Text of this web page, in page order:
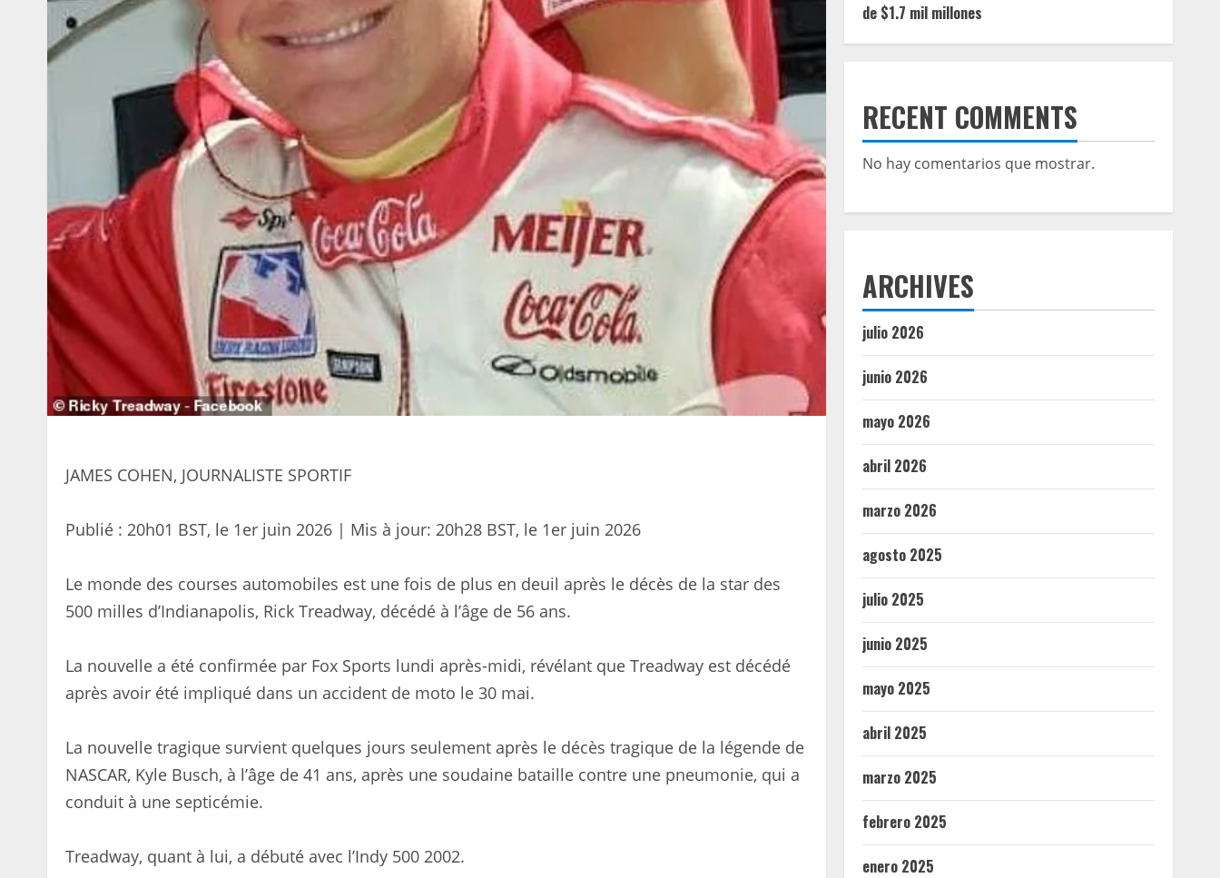
JAMES COHEN, JOURNALISTE SPORTIF
Publié : 20h01 BST, le 1er juin 2026 | Mis à jour: 20h28 BST, le 1er juin 2026
Le monde des courses automobiles est une fois de plus en deuil après le décès de la star des
500 milles d’Indianapolis, Rick Treadway, décédé à l’âge de 56 ans.
La nouvelle a été confirmée par Fox Sports lundi après-midi, révélant que Treadway est décédé
après avoir été impliqué dans un accident de moto le 30 mai.
La nouvelle tragique survient quelques jours seulement après le décès tragique de la légende de
NASCAR, Kyle Busch, à l’âge de 41 ans, après une soudaine bataille contre une pneumonie, qui a
conduit à une septicémie.
Treadway, quant à lui, a débuté avec l’Indy 500 2002.
de $1.7 mil millones
RECENT COMMENTS
No hay comentarios que mostrar.
ARCHIVES
julio 2026
junio 2026
mayo 2026
abril 2026
marzo 2026
agosto 2025
julio 2025
junio 2025
mayo 2025
abril 2025
marzo 2025
febrero 2025
enero 2025